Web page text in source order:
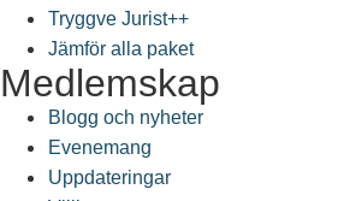
Tryggve Jurist++
Jämför alla paket
Medlemskap
Blogg och nyheter
Evenemang
Uppdateringar